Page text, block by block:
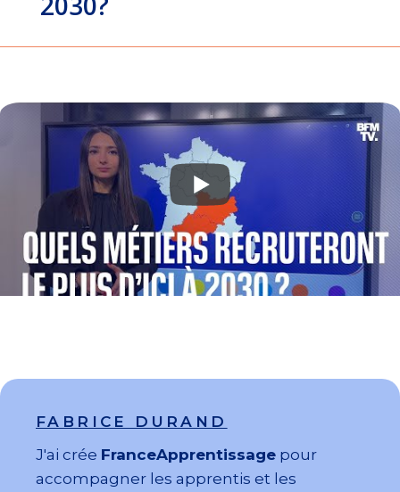
FABRICE DURAND
J'ai crée FranceApprentissage pour
accompagner les apprentis et les